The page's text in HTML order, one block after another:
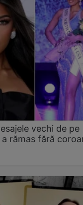
vechi de pe
rămas fără